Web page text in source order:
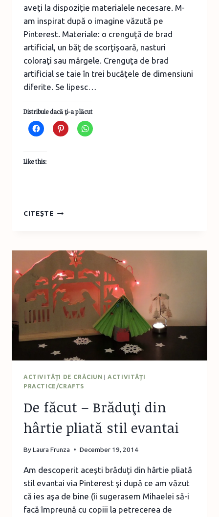
aveţi la dispoziţie materialele necesare. M-
am inspirat după o imagine văzută pe
Pinterest. Materiale: o crenguţă de brad
artificial, un băţ de scorţişoară, nasturi
coloraţi sau mărgele. Crenguţa de brad
artificial se taie în trei bucăţele de dimensiuni
diferite. Se lipesc…
Distribuie dacă ţi-a plăcut
Like this:
CITEȘTEDECORAŢIUNE
ARTIFICIAL
NASTURI
COLORAŢI
ACTIVITĂŢI DE CRĂCIUN |ACTIVITĂŢI
PRACTICE/CRAFTS
De făcut – Brăduţi din
hârtie pliată stil evantai
ByLaura Frunza December 19, 2014
Am descoperit aceşti brăduţi din hârtie pliată
stil evantai via Pinterest şi după ce am văzut
că ies aşa de bine (îi sugerasem Mihaelei să-i
facă împreună cu copiii la petrecerea de